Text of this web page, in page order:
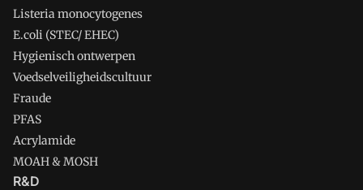
Listeria monocytogenes
E.coli (STEC/ EHEC)
Hygienisch ontwerpen
Voedselveiligheidscultuur
Fraude
PFAS
Acrylamide
MOAH & MOSH
R&D